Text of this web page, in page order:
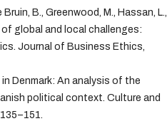
B., Greenwood, M., Hassan, L.,
of global and local challenges:
Journal of Business Ethics,
Denmark: An analysis of the
political context. Culture and